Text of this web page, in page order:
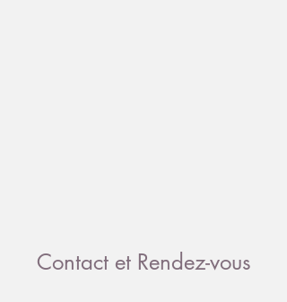
Contact et Rendez-vous